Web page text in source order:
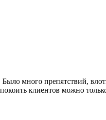
много препятствий,
клиентов можно